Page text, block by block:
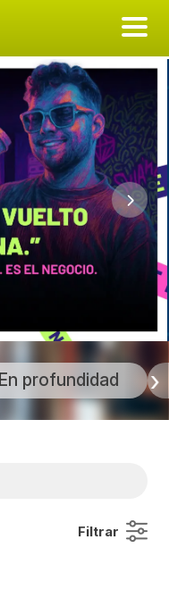
En profundidad
Filtrar